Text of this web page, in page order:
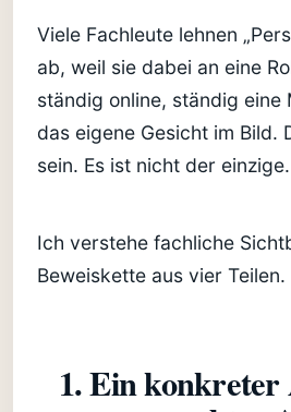
Viele Fachleute lehnen
ab, weil sie dabei an eine
ständig online, ständig eine
das eigene Gesicht im Bild.
sein. Es ist nicht der einzige.
Ich verstehe fachliche
Beweiskette aus vier Teilen.
1. Ein konkreter